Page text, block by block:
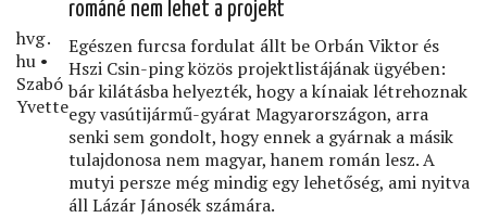
hvg․
hu •
Szabó
Yvette
románé nem lehet a projekt
Egészen furcsa fordulat állt be Orbán Viktor és
Hszi Csin-ping közös projektlistájának ügyében:
bár kilátásba helyezték, hogy a kínaiak létrehoznak
egy vasútijármű-gyárat Magyarországon, arra
senki sem gondolt, hogy ennek a gyárnak a másik
tulajdonosa nem magyar, hanem román lesz. A
mutyi persze még mindig egy lehetőség, ami nyitva
áll Lázár Jánosék számára.